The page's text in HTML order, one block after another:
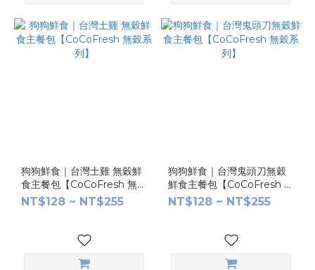
狗狗鮮食｜台灣土雞 無穀鮮
食主餐包【CoCoFresh 無穀
系列】
NT$128 ~ NT$255
狗狗鮮食｜台灣鬼頭刀無穀
鮮食主餐包【CoCoFresh 無
穀系列】
NT$128 ~ NT$255